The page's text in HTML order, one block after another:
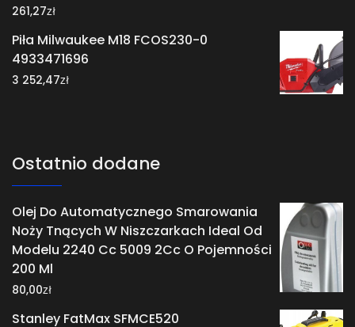
261,27zł
Piła Milwaukee M18 FCOS230-0
4933471696
3 252,47zł
Ostatnio dodane
Olej Do Automatycznego Smarowania
Noży Tnących W Niszczarkach Ideal Od
Modelu 2240 Cc 5009 2Cc O Pojemności
200 Ml
80,00zł
Stanley FatMax SFMCE520